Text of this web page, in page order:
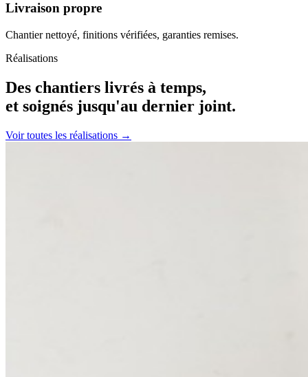
Livraison propre
Chantier nettoyé, finitions vérifiées, garanties remises.
Réalisations
Des chantiers livrés à temps,
et soignés jusqu'au dernier joint.
Voir toutes les réalisations →